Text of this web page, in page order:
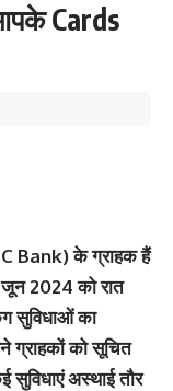
Cards
Bank) के ग्राहक हैं
2024 को रात
सुविधाओं का
ग्राहकों को सूचित
सुविधाएं अस्थाई तौर